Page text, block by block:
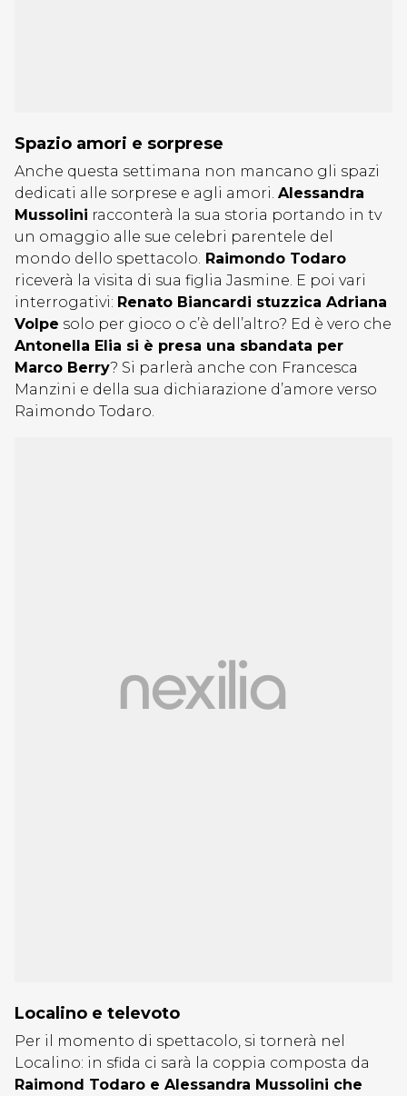
Spazio amori e sorprese
Anche questa settimana non mancano gli spazi
dedicati alle sorprese e agli amori. Alessandra
Mussolini racconterà la sua storia portando in tv
un omaggio alle sue celebri parentele del
mondo dello spettacolo. Raimondo Todaro
riceverà la visita di sua figlia Jasmine. E poi vari
interrogativi: Renato Biancardi stuzzica Adriana
Volpe solo per gioco o c’è dell’altro? Ed è vero che
Antonella Elia si è presa una sbandata per
Marco Berry? Si parlerà anche con Francesca
Manzini e della sua dichiarazione d’amore verso
Raimondo Todaro.
Localino e televoto
Per il momento di spettacolo, si tornerà nel
Localino: in sfida ci sarà la coppia composta da
Raimond Todaro e Alessandra Mussolini che